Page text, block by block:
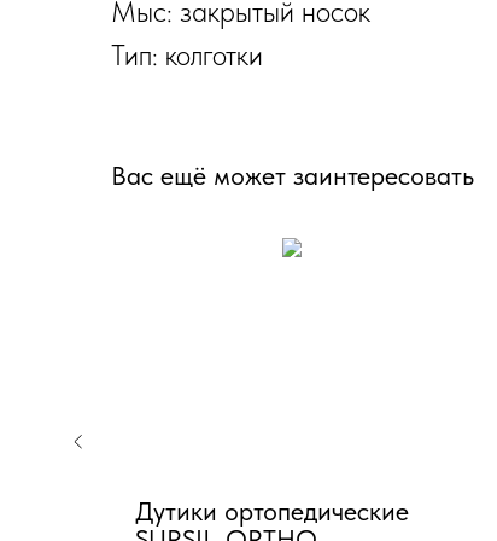
Мыс: закрытый носок
Тип: колготки
Вас ещё может заинтересовать
Дутики ортопедические